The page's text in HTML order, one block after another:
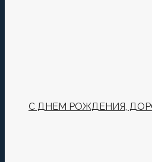
С ДНЕМ РОЖДЕНИЯ,